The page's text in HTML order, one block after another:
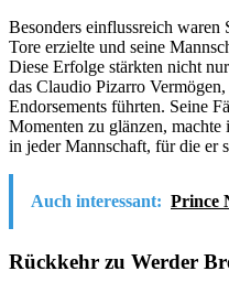
Besonders einflussreich waren
Tore erzielte und seine
Diese Erfolge stärkten nicht
das Claudio Pizarro
Endorsements führten. Seine
Momenten zu glänzen,
in jeder Mannschaft, für die er
Auch interessant: Prince
Rückkehr zu Werder